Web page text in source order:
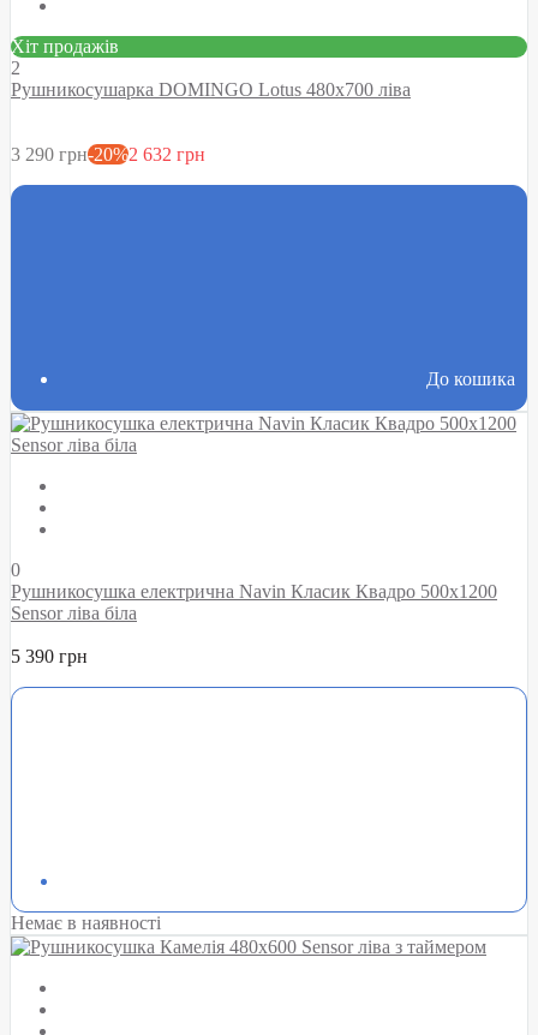
Хіт продажів
2
Рушникосушарка DOMINGO Lotus 480х700 ліва
3 290 грн-20%2 632 грн
До кошика
0
Рушникосушка електрична Navin Класик Квадро 500х1200
Sensor ліва біла
5 390 грн
Немає в наявності